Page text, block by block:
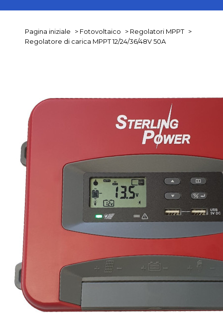
Pagina iniziale > Fotovoltaico > Regolatori MPPT >
Regolatore di carica MPPT 12/24/36/48V 50A